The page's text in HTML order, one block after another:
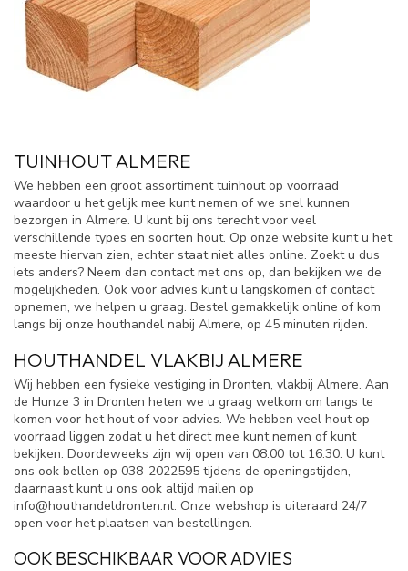
TUINHOUT ALMERE
We hebben een groot assortiment tuinhout op voorraad
waardoor u het gelijk mee kunt nemen of we snel kunnen
bezorgen in Almere. U kunt bij ons terecht voor veel
verschillende types en soorten hout. Op onze website kunt u het
meeste hiervan zien, echter staat niet alles online. Zoekt u dus
iets anders? Neem dan contact met ons op, dan bekijken we de
mogelijkheden. Ook voor advies kunt u langskomen of contact
opnemen, we helpen u graag. Bestel gemakkelijk online of kom
langs bij onze houthandel nabij Almere, op 45 minuten rijden.
HOUTHANDEL VLAKBIJ ALMERE
Wij hebben een fysieke vestiging in Dronten, vlakbij Almere. Aan
de Hunze 3 in Dronten heten we u graag welkom om langs te
komen voor het hout of voor advies. We hebben veel hout op
voorraad liggen zodat u het direct mee kunt nemen of kunt
bekijken. Doordeweeks zijn wij open van 08:00 tot 16:30. U kunt
ons ook bellen op 038-2022595 tijdens de openingstijden,
daarnaast kunt u ons ook altijd mailen op
info@houthandeldronten.nl. Onze webshop is uiteraard 24/7
open voor het plaatsen van bestellingen.
OOK BESCHIKBAAR VOOR ADVIES